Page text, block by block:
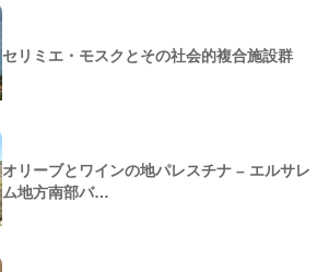
セリミエ・モスクとその社会的複合施設群
オリーブとワインの地パレスチナ – エルサレ
ム地方南部バ…